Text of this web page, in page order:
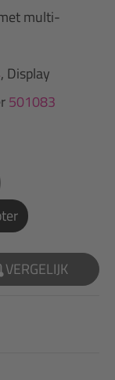
multi-
, Display
501083
VERGELIJK